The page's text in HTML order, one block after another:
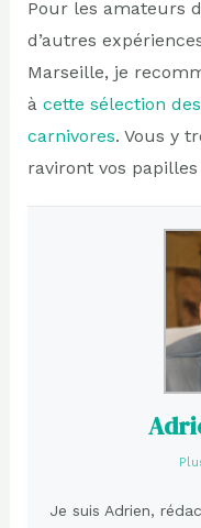
Pour les amateurs
d’autres
Marseille, je
à cette sélection
carnivores. Vous y
raviront vos papilles
Je suis Adrien,